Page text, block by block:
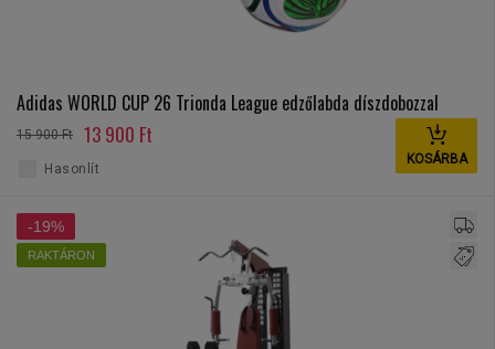
Adidas WORLD CUP 26 Trionda League edzőlabda díszdobozzal
15 900 Ft 13 900 Ft
KOSÁRBA
Hasonlít
-19%
RAKTÁRON